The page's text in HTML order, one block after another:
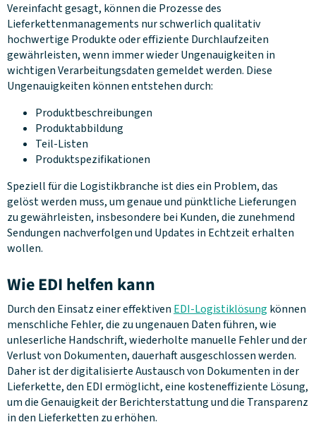
Vereinfacht gesagt, können die Prozesse des
Lieferkettenmanagements nur schwerlich qualitativ
hochwertige Produkte oder effiziente Durchlaufzeiten
gewährleisten, wenn immer wieder Ungenauigkeiten in
wichtigen Verarbeitungsdaten gemeldet werden. Diese
Ungenauigkeiten können entstehen durch:
Produktbeschreibungen
Produktabbildung
Teil-Listen
Produktspezifikationen
Speziell für die Logistikbranche ist dies ein Problem, das
gelöst werden muss, um genaue und pünktliche Lieferungen
zu gewährleisten, insbesondere bei Kunden, die zunehmend
Sendungen nachverfolgen und Updates in Echtzeit erhalten
wollen.
Wie EDI helfen kann
Durch den Einsatz einer effektiven EDI-Logistiklösung können
menschliche Fehler, die zu ungenauen Daten führen, wie
unleserliche Handschrift, wiederholte manuelle Fehler und der
Verlust von Dokumenten, dauerhaft ausgeschlossen werden.
Daher ist der digitalisierte Austausch von Dokumenten in der
Lieferkette, den EDI ermöglicht, eine kosteneffiziente Lösung,
um die Genauigkeit der Berichterstattung und die Transparenz
in den Lieferketten zu erhöhen.